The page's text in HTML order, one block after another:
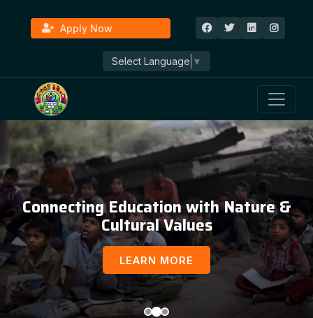
Apply Now
Select Language ▼
Connecting Education with Nature &
Cultural Values
LEARN MORE